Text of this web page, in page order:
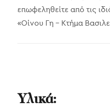
επωφεληθείτε από τις
«Οίνου Γη – Κτήμα
Υλικά: